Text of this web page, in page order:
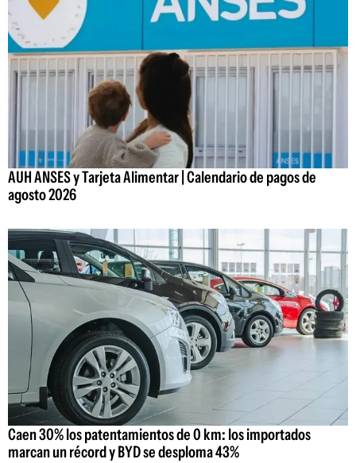
AUH ANSES y Tarjeta Alimentar | Calendario de pagos de
agosto 2026
Caen 30% los patentamientos de 0 km: los importados
marcan un récord y BYD se desploma 43%